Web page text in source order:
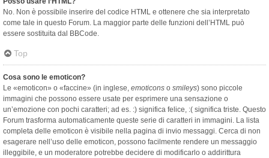
No. Non è possibile inserire del codice HTML e ottenere che sia interpretato
come tale in questo Forum. La maggior parte delle funzioni dell’HTML può
essere sostituita dal BBCode.
Top
Cosa sono le emoticon?
Le «emoticon» o «faccine» (in inglese, emoticons o smileys) sono piccole
immagini che possono essere usate per esprimere una sensazione o
un’emozione con pochi caratteri; ad es. :) significa felice, :( significa triste. Questo
Forum trasforma automaticamente queste serie di caratteri in immagini. La lista
completa delle emoticon è visibile nella pagina di invio messaggi. Cerca di non
esagerare nell’uso delle emoticon, possono facilmente rendere un messaggio
illeggibile, e un moderatore potrebbe decidere di modificarlo o addirittura